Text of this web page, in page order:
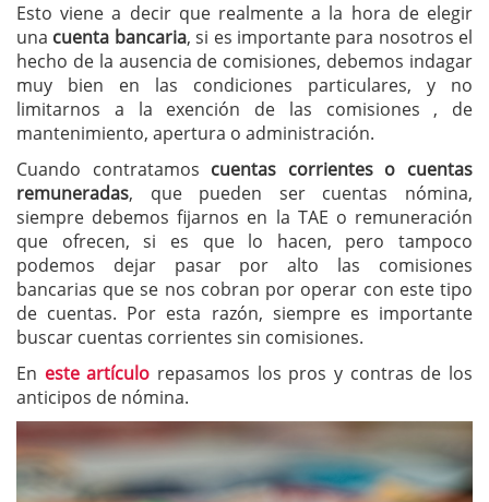
Esto viene a decir que realmente a la hora de elegir
una cuenta bancaria, si es importante para nosotros el
hecho de la ausencia de comisiones, debemos indagar
muy bien en las condiciones particulares, y no
limitarnos a la exención de las comisiones , de
mantenimiento, apertura o administración.
Cuando contratamos cuentas corrientes o cuentas
remuneradas, que pueden ser cuentas nómina,
siempre debemos fijarnos en la TAE o remuneración
que ofrecen, si es que lo hacen, pero tampoco
podemos dejar pasar por alto las comisiones
bancarias que se nos cobran por operar con este tipo
de cuentas. Por esta razón, siempre es importante
buscar cuentas corrientes sin comisiones.
En este artículo repasamos los pros y contras de los
anticipos de nómina.